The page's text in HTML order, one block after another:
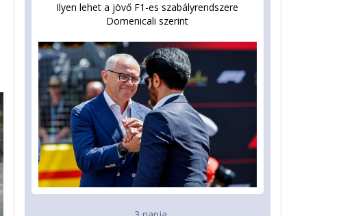
Ilyen lehet a jövő F1-es szabályrendszere
Domenicali szerint